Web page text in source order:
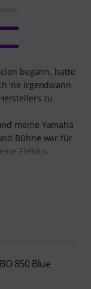
begann, hatte
'ne irgendwann
zu
meine Yamaha
Bühne war für
Elektro-
850 Blue